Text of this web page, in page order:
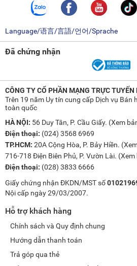
Language/语言/言語/언어/Sprache
Đã chứng nhận
CÔNG TY CỔ PHẦN MẠNG TRỰC TUYẾN
Trên 19 năm Uy tín cung cấp Dịch vụ Bán
toàn quốc
HÀ NỘI: 56 Duy Tân, P. Cầu Giấy. (Xem
Điện thoại: (024) 3568 6969
TP.HCM: 20A Cộng Hòa, P. Bảy Hiền. (
716-718 Điện Biên Phủ, P. Vườn Lài. (Xem
Điện thoại: (028) 3833 6666
Giấy chứng nhận ĐKDN/MST số
Nội cấp ngày 29/03/2007.
Hỗ trợ khách hàng
Chính sách và Quy định chung
Hướng dẫn thanh toán
Trả góp qua thẻ